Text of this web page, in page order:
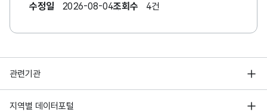
수정일
2026-08-04조회수 4건
관련기관
행정안전부
한국지능정보사회진흥원
지역별 데이터포털
서울 열린데이터광장